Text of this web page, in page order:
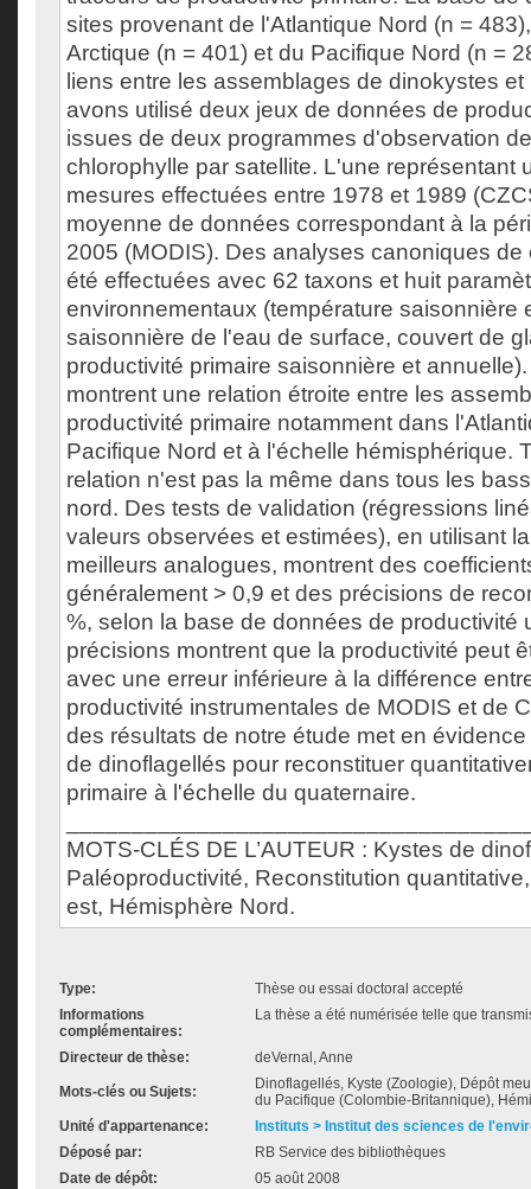
sites provenant de l'Atlantique Nord (n =
Arctique (n = 401) et du Pacifique Nord (n =
liens entre les assemblages de dinokystes
avons utilisé deux jeux de données de
issues de deux programmes d'observation
chlorophylle par satellite. L'une représentant
mesures effectuées entre 1978 et 1989
moyenne de données correspondant à la
2005 (MODIS). Des analyses canoniques
été effectuées avec 62 taxons et huit
environnementaux (température saisonnière
saisonnière de l'eau de surface, couvert de
productivité primaire saisonnière et
montrent une relation étroite entre les
productivité primaire notamment dans
Pacifique Nord et à l'échelle hémisphérique.
relation n'est pas la même dans tous les
nord. Des tests de validation (régressions
valeurs observées et estimées), en utilisant
meilleurs analogues, montrent des
généralement > 0,9 et des précisions de
%, selon la base de données de productivité
précisions montrent que la productivité peut
avec une erreur inférieure à la différence
productivité instrumentales de MODIS et de
des résultats de notre étude met en
de dinoflagellés pour reconstituer
primaire à l'échelle du quaternaire.
MOTS-CLÉS DE L’AUTEUR : Kystes de
Paléoproductivité, Reconstitution
est, Hémisphère Nord.
Type:
Thèse ou essai doctoral accepté
Informations
complémentaires:
La thèse a été numérisée telle que
Directeur de thèse: deVernal, Anne
Mots-clés ou Sujets:
Dinoflagellés, Kyste (Zoologie), Dépôt
du Pacifique (Colombie-Britannique),
Unité d'appartenance:
Instituts > Institut des sciences de
Déposé par:
RB Service des bibliothèques
Date de dépôt:
05 août 2008